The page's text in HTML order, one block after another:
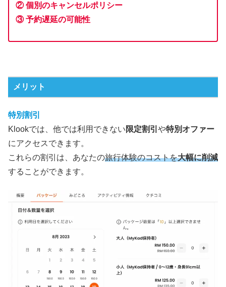
②個別のキャンセルポリシー
③ 予約遅延の可能性
メリット
特別割引
Klookでは、他では利用できない限定割引 や特別オファー
にアクセスできます。
これらの割引は、あなたの旅行体験のコストを大幅に削減
することができます。